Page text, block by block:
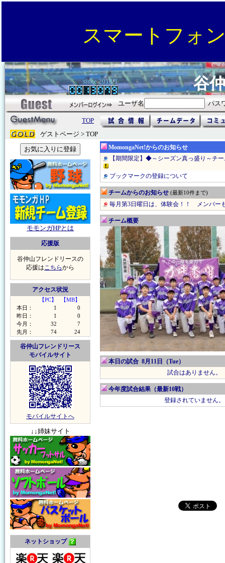
スマートフォ
since 2018/1 谷
ユーザ名 パス
TOP
ゲストページ > TOP
モモンガHPとは
応援版
谷仲山フレンドリースの
応援はこちらから
アクセス状況
【PC】
【MB】
本日：
1
0
昨日：
1
0
今月：
32
7
先月：
74 24
谷仲山フレンドリース
モバイルサイト
モバイルサイトへ
↓↓姉妹サイト
ネットショップ
MomongaNet!からのお知らせ
【期間限定】◆～シーズン真っ盛り～チ
ブックマークの登録について
チームからのお知らせ (最新10件まで)
毎月第3日曜日は、体験会！！ メンバー
チーム概要
本日の試合 8月11日（Tue）
試合はありません。
今年度試合結果（最新10戦）
登録されていません。